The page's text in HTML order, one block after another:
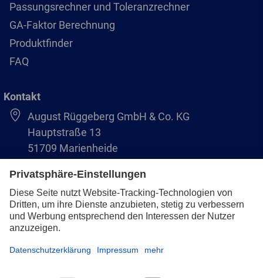
Passungsrechner und Toleranzrechner
GA-Faktor Berechnung
Produktfinder
FAQ
Kontakt
August Rüggeberg GmbH & Co. KG
Hauptstraße 13
51709 Marienheide
+49 2264 9-0
info@pferd.com
+49 2264 9-400